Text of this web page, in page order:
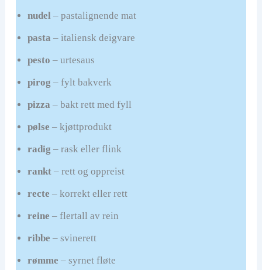
nudel– pastalignende mat
pasta – italiensk deigvare
pesto – urtesaus
pirog – fylt bakverk
pizza – bakt rett med fyll
pølse – kjøttprodukt
radig – rask eller flink
rankt– rett og oppreist
recte – korrekt eller rett
reine – flertall av rein
ribbe – svinerett
rømme – syrnet fløte